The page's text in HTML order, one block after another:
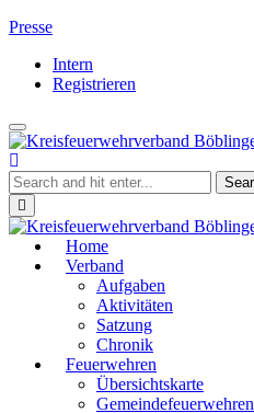
Presse
Intern
Registrieren
Toggle
navigation
Home
Verband
Aufgaben
Aktivitäten
Satzung
Chronik
Feuerwehren
Übersichtskarte
Gemeindefeuerwehren